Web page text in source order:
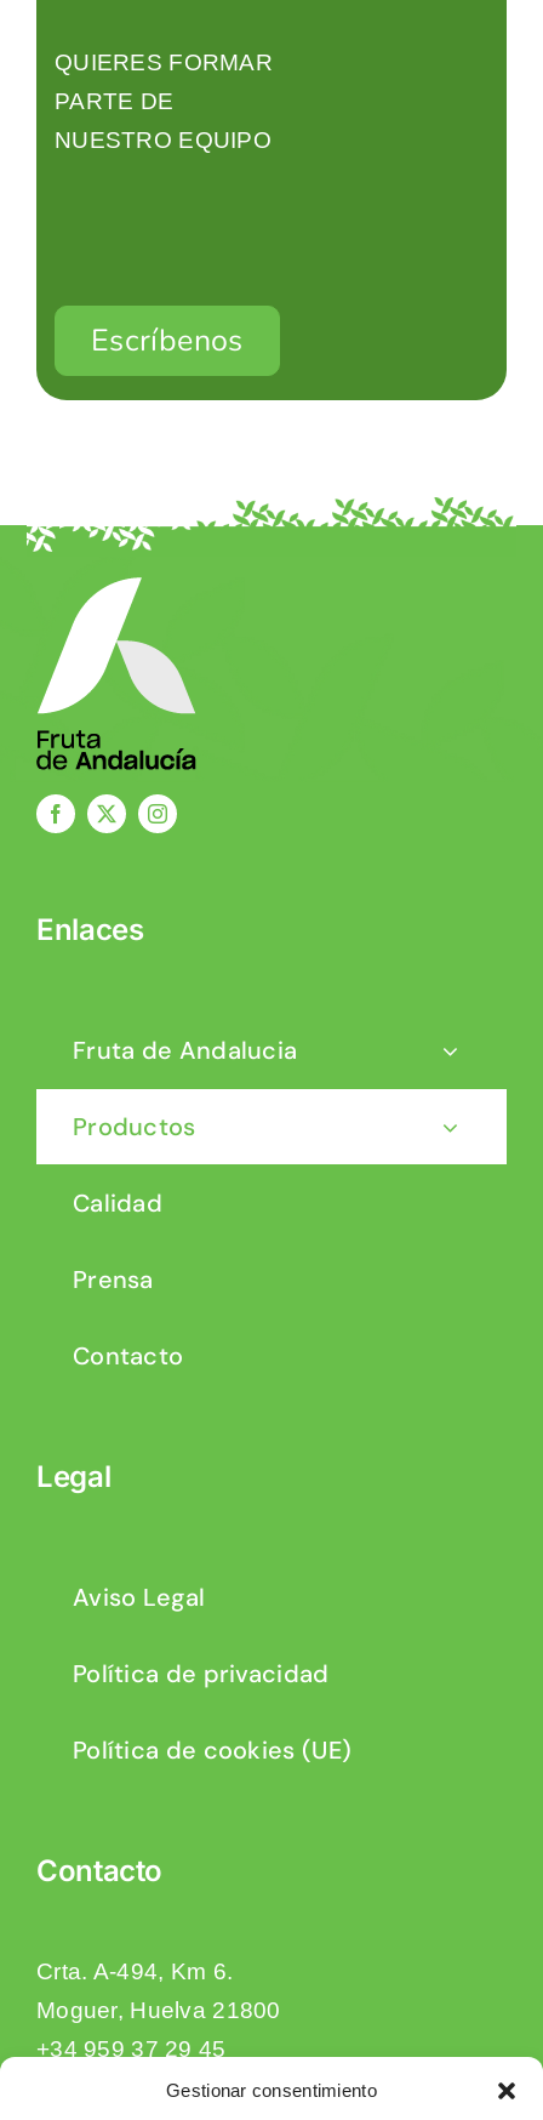
Gestionar consentimiento
QUIERES FORMAR
PARTE DE
NUESTRO EQUIPO
Escríbenos
Enlaces
Fruta de Andalucia
Productos
Calidad
Prensa
Contacto
Legal
Aviso Legal
Política de privacidad
Política de cookies (UE)
Contacto
Crta. A-494, Km 6.
Moguer, Huelva 21800
+34 959 37 29 45
contacto@frutadeandalucia.com